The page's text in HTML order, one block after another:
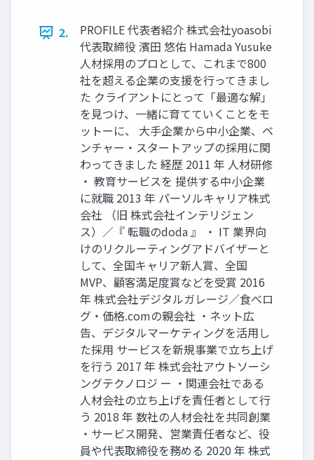
2.
PROFILE 代表者紹介 株式会社yoasobi
代表取締役 濱⽥ 悠佑 Hamada Yusuke
⼈材採⽤のプロとして、これまで800
社を超える企業の⽀援を⾏ってきまし
た クライアントにとって「最適な解」
を⾒つけ、⼀緒に育てていくことをモ
ットーに、 ⼤⼿企業から中⼩企業、ベ
ンチャー‧スタートアップの採⽤に関
わってきました 経歴 2011 年 ⼈材研修
‧ 教育サービスを 提供する中⼩企業
に就職 2013 年 パーソルキャリア株式
会社 （旧 株式会社インテリジェン
ス）∕『 転職のdoda 』 ‧ IT 業界向
けのリクルーティングアドバイザーと
して、全国キャリア新⼈賞、全国
MVP、顧客満⾜度賞などを受賞 2016
年 株式会社デジタルガレージ∕⾷べロ
グ‧価格.comの親会社 ‧ネット広
告、デジタルマーケティングを活⽤し
た採⽤ サービスを新規事業で⽴ち上げ
を⾏う 2017 年 株式会社アウトソーシ
ングテクノロジ ー ‧関連会社である
⼈材会社の⽴ち上げを責任者として⾏
う 2018 年 数社の⼈材会社を共同創業
‧サービス開発、営業責任者など、役
員や代表取締役を務める 2020 年 株式